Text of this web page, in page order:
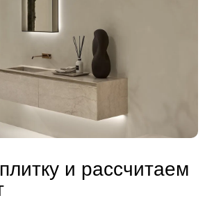
и рассчитаем